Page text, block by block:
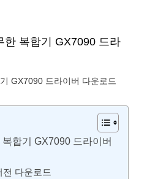
GX7090 드라이버 다운로드
합기 GX7090 드라이버
전 다운로드